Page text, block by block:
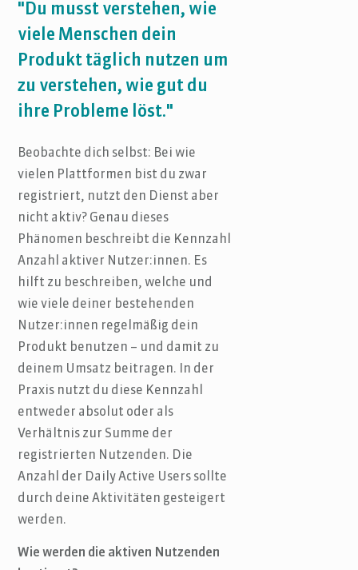
"Du musst verstehen, wie
viele Menschen dein
Produkt täglich nutzen um
zu verstehen, wie gut du
ihre Probleme löst."
Beobachte dich selbst: Bei wie
vielen Plattformen bist du zwar
registriert, nutzt den Dienst aber
nicht aktiv? Genau dieses
Phänomen beschreibt die Kennzahl
Anzahl aktiver Nutzer:innen. Es
hilft zu beschreiben, welche und
wie viele deiner bestehenden
Nutzer:innen regelmäßig dein
Produkt benutzen – und damit zu
deinem Umsatz beitragen. In der
Praxis nutzt du diese Kennzahl
entweder absolut oder als
Verhältnis zur Summe der
registrierten Nutzenden. Die
Anzahl der Daily Active Users sollte
durch deine Aktivitäten gesteigert
werden.
Wie werden die aktiven Nutzenden